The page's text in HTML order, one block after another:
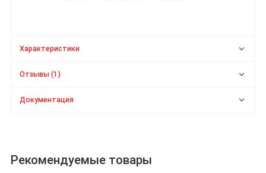
Характеристики
Отзывы (1)
Документация
Рекомендуемые товары